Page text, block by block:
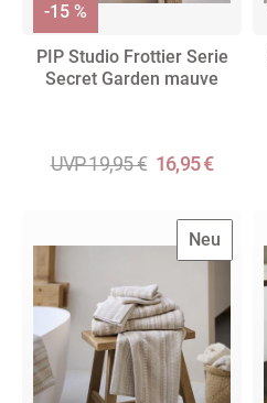
PIP Studio Frottier Serie
Secret Garden mauve
UVP 19,95 € 16,95 €
-15 %
Neu